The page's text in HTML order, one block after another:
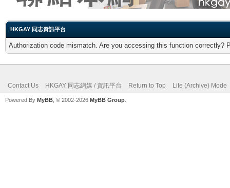
HKGAY 同志資訊平台
Authorization code mismatch. Are you accessing this function correctly?
Contact Us HKGAY 同志網媒 / 資訊平台 Return to Top Lite (Archive) Mode
Powered By MyBB , © 2002-2026 MyBB Group